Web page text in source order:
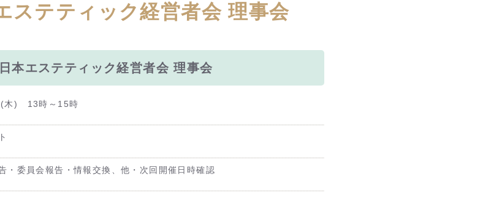
ステティック経営者会 理事会
本エステティック経営者会 理事会
(木) 13時～15時
・委員会報告・情報交換、他・次回開催日時確認